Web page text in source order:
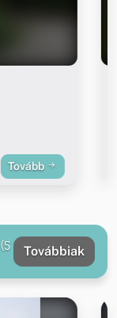
Tovább
(5
Továbbiak